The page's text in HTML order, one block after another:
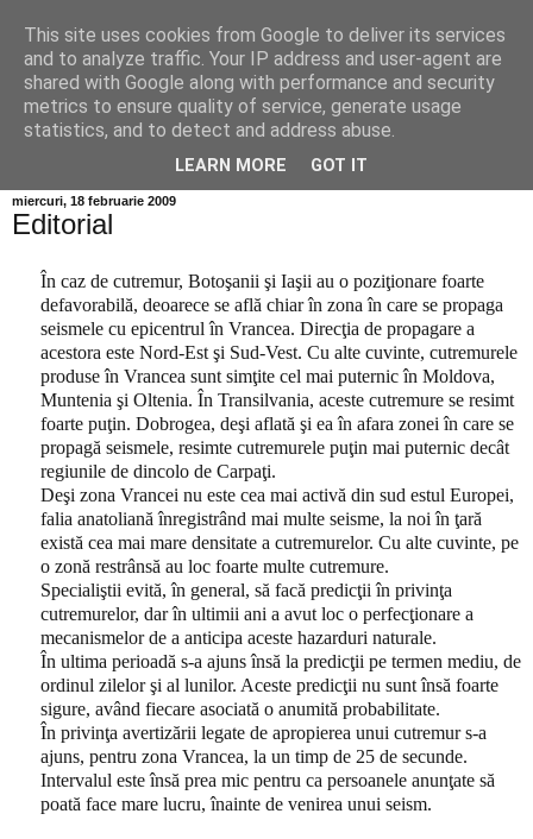
Info MILEANCA
BINE AȚI VENIT! *Jurnal online de informație și opinie;
Vineri 07 August, 2026
miercuri, 18 februarie 2009
Editorial
În caz de cutremur, Botoşanii şi Iaşii au o poziţionare foarte
defavorabilă, deoarece se află chiar în zona în care se propaga
seismele cu epicentrul în Vrancea. Direcţia de propagare a
acestora este Nord-Est şi Sud-Vest. Cu alte cuvinte, cutremurele
produse în Vrancea sunt simţite cel mai puternic în Moldova,
Muntenia şi Oltenia. În Transilvania, aceste cutremure se resimt
foarte puţin. Dobrogea, deşi aflată şi ea în afara zonei în care se
propagă seismele, resimte cutremurele puţin mai puternic decât
regiunile de dincolo de Carpaţi.
Deşi zona Vrancei nu este cea mai activă din sud estul Europei,
falia anatoliană înregistrând mai multe seisme, la noi în ţară
există cea mai mare densitate a cutremurelor. Cu alte cuvinte, pe
o zonă restrânsă au loc foarte multe cutremure.
Specialiştii evită, în general, să facă predicţii în privinţa
cutremurelor, dar în ultimii ani a avut loc o perfecţionare a
mecanismelor de a anticipa aceste hazarduri naturale.
În ultima perioadă s-a ajuns însă la predicţii pe termen mediu, de
ordinul zilelor şi al lunilor. Aceste predicţii nu sunt însă foarte
sigure, având fiecare asociată o anumită probabilitate.
În privinţa avertizării legate de apropierea unui cutremur s-a
ajuns, pentru zona Vrancea, la un timp de 25 de secunde.
Intervalul este însă prea mic pentru ca persoanele anunţate să
poată face mare lucru, înainte de venirea unui seism.
This site uses cookies from Google to deliver its services
and to analyze traffic. Your IP address and user-agent are
shared with Google along with performance and security
metrics to ensure quality of service, generate usage
statistics, and to detect and address abuse.
LEARN MORE GOT IT